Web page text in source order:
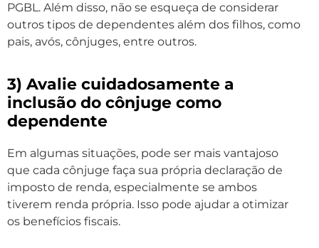
PGBL. Além disso, não se esqueça de considerar
outros tipos de dependentes além dos filhos, como
pais, avós, cônjuges, entre outros.
3) Avalie cuidadosamente a
inclusão do cônjuge como
dependente
Em algumas situações, pode ser mais vantajoso
que cada cônjuge faça sua própria declaração de
imposto de renda, especialmente se ambos
tiverem renda própria. Isso pode ajudar a otimizar
os benefícios fiscais.